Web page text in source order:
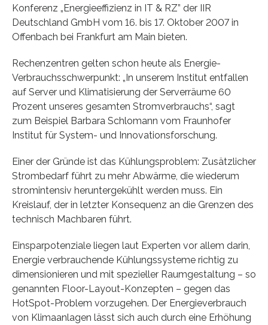
Konferenz „Energieeffizienz in IT & RZ” der IIR
Deutschland GmbH vom 16. bis 17. Oktober 2007 in
Offenbach bei Frankfurt am Main bieten.
Rechenzentren gelten schon heute als Energie-
Verbrauchsschwerpunkt: „In unserem Institut entfallen
auf Server und Klimatisierung der Serverräume 60
Prozent unseres gesamten Stromverbrauchs“, sagt
zum Beispiel Barbara Schlomann vom Fraunhofer
Institut für System- und Innovationsforschung.
Einer der Gründe ist das Kühlungsproblem: Zusätzlicher
Strombedarf führt zu mehr Abwärme, die wiederum
stromintensiv heruntergekühlt werden muss. Ein
Kreislauf, der in letzter Konsequenz an die Grenzen des
technisch Machbaren führt.
Einsparpotenziale liegen laut Experten vor allem darin,
Energie verbrauchende Kühlungssysteme richtig zu
dimensionieren und mit spezieller Raumgestaltung – so
genannten Floor-Layout-Konzepten – gegen das
HotSpot-Problem vorzugehen. Der Energieverbrauch
von Klimaanlagen lässt sich auch durch eine Erhöhung